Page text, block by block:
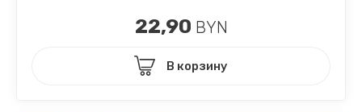
22,90 BYN
В корзину